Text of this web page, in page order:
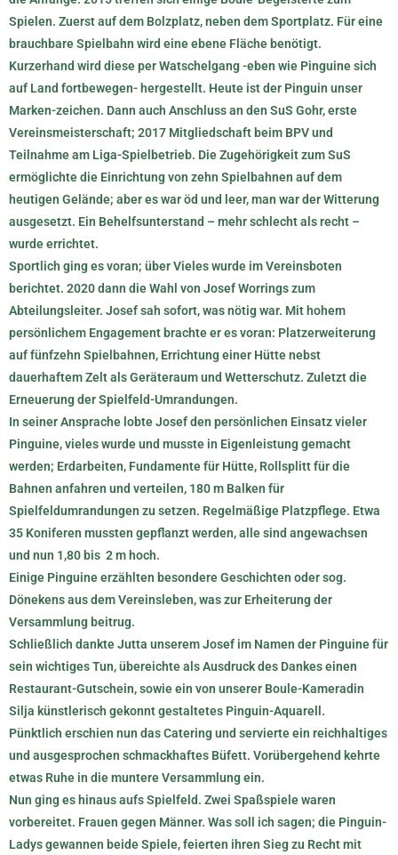
Spielen. Zuerst auf dem Bolzplatz, neben dem Sportplatz. Für eine
brauchbare Spielbahn wird eine ebene Fläche benötigt.
Kurzerhand wird diese per Watschelgang -eben wie Pinguine sich
auf Land fortbewegen- hergestellt. Heute ist der Pinguin unser
Marken-zeichen. Dann auch Anschluss an den SuS Gohr, erste
Vereinsmeisterschaft; 2017 Mitgliedschaft beim BPV und
Teilnahme am Liga-Spielbetrieb. Die Zugehörigkeit zum SuS
ermöglichte die Einrichtung von zehn Spielbahnen auf dem
heutigen Gelände; aber es war öd und leer, man war der Witterung
ausgesetzt. Ein Behelfsunterstand – mehr schlecht als recht –
wurde errichtet.
Sportlich ging es voran; über Vieles wurde im Vereinsboten
berichtet. 2020 dann die Wahl von Josef Worrings zum
Abteilungsleiter. Josef sah sofort, was nötig war. Mit hohem
persönlichem Engagement brachte er es voran: Platzerweiterung
auf fünfzehn Spielbahnen, Errichtung einer Hütte nebst
dauerhaftem Zelt als Geräteraum und Wetterschutz. Zuletzt die
Erneuerung der Spielfeld-Umrandungen.
In seiner Ansprache lobte Josef den persönlichen Einsatz vieler
Pinguine, vieles wurde und musste in Eigenleistung gemacht
werden; Erdarbeiten, Fundamente für Hütte, Rollsplitt für die
Bahnen anfahren und verteilen, 180 m Balken für
Spielfeldumrandungen zu setzen. Regelmäßige Platzpflege. Etwa
35 Koniferen mussten gepflanzt werden, alle sind angewachsen
und nun 1,80 bis 2 m hoch.
Einige Pinguine erzählten besondere Geschichten oder sog.
Dönekens aus dem Vereinsleben, was zur Erheiterung der
Versammlung beitrug.
Schließlich dankteJutta unserem Josef im Namen der Pinguine für
sein wichtiges Tun, übereichte als Ausdruck des Dankes einen
Restaurant-Gutschein, sowie ein von unserer Boule-Kameradin
Silja künstlerisch gekonnt gestaltetes Pinguin-Aquarell.
Pünktlich erschien nun das Catering und servierte ein reichhaltiges
und ausgesprochen schmackhaftes Büfett. Vorübergehend kehrte
etwas Ruhe in die muntere Versammlung ein.
Nun ging es hinaus aufs Spielfeld. Zwei Spaßspiele waren
vorbereitet. Frauen gegen Männer. Was soll ich sagen; die Pinguin-
Ladys gewannen beide Spiele, feierten ihren Sieg zu Recht mit